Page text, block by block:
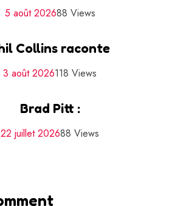
5 août 202688 Views
Collins raconte
3 août 2026118 Views
Brad Pitt :
22 juillet 202688 Views